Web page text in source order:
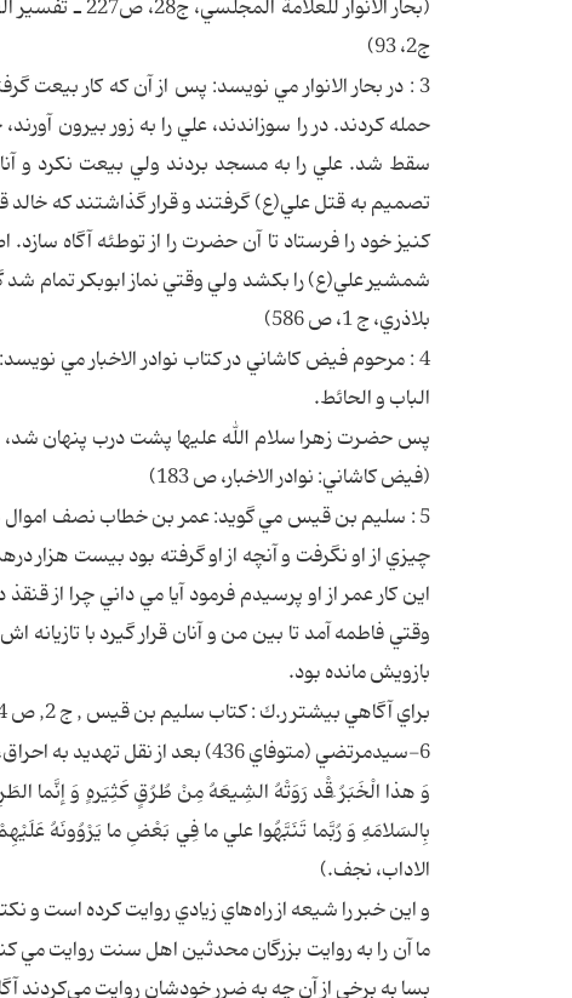
ج2، 93)
3 : در بحار الانوار مي نويسد: پس از آن كه كار
حمله كردند. در را سوزاندند، علي را به زور بيرون
سقط شد. علي را به مسجد بردند ولي بيعت نكرد و
تصميم به قتل علي(ع) گرفتند و قرار گذاشتند كه
كنيز خود را فرستاد تا آن حضرت را از توطئه آگاه
شمشير علي(ع) را بكشد ولي وقتي نماز ابوبكر تمام شد
بلاذري، ج 1، ص 586)
4 : مرحوم فيض كاشاني در كتاب نوادر الاخبار مي
الباب و الحائط.
پس حضرت زهرا سلام الله عليها پشت درب پنهان شد،
(فيض كاشاني: نوادر الاخبار، ص 183)
5 : سليم بن قيس مي گويد: عمر بن خطاب نصف اموال
چيزي از او نگرفت و آنچه از او گرفته بود بيست هزار
اين كار عمر از او پرسيدم فرمود آيا مي داني چرا از
وقتي فاطمه آمد تا بين من و آنان قرار گيرد با تازيانه
بازويش مانده بود.
براي آگاهي بيشتر ر.ك : كتاب سليم بن قيس , ج 2, ص 674, تحقيق محمدباقر انصري , انتشارات الهادي قم .
6-سيدمرتضي (متوفاي 436) بعد از نقل تهديد به احراق، به روايت بلاذري مي‌نويسد:
وَ هذا الْخَبَرُ َقْد رَوَتْهُ الشِيعَهُ مِنْ طُرُقٍ كَثِيَرهٍ وَ إنَّما
الاداب، نجف.)
و اين خبر را شيعه از راه‌هاي زيادي روايت كرده است و
ما آن را به روايت بزرگان محدثين اهل سنت روايت مي
بسا به برخي از آن چه به ضرر خودشان روايت مي‌كردند